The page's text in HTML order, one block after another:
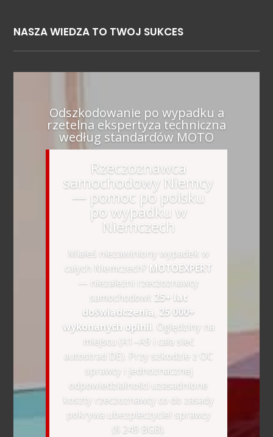
NASZA WIEDZA TO TWOJ SUKCES
Odszkodowanie po wypadku a
rzetelna ekspertyza techniczna
według standardów MOTO
Rzeczoznawca
samochodowy Niemcy
— pomoc po polsku
po wypadku w
Niemczech
Miałeś niezawiniony wypadek w
całych Niemczech? MOTOEXPERT
— niezależni rzeczoznawcy
samochodowi: 25+ lat
doświadczenia, 25 000+
wykonanych opinii . Oględziny na
miejscu (A1–A9 i cała sieć
autostrad DE). Przy szkodzie z OC
sprawcy i jednoznacznej
odpowiedzialności uzasadnione
koszty rzeczoznawcy co do zasady
pokrywa ubezpieczyciel sprawcy
(§ 249 BGB).